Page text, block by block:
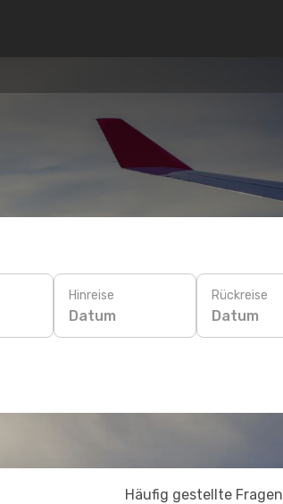
Hinreise
Datum
Rückreise
Datum
Häufig gestellte Fragen